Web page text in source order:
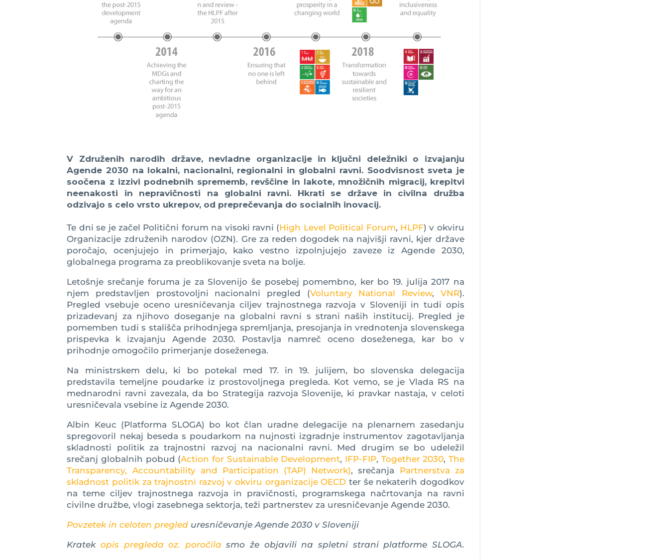
V Združenih narodih države, nevladne organizacije in ključni deležniki o izvajanju
Agende 2030 na lokalni, nacionalni, regionalni in globalni ravni. Soodvisnost sveta je
soočena z izzivi podnebnih sprememb, revščine in lakote, množičnih migracij, krepitvi
neenakosti in nepravičnosti na globalni ravni. Hkrati se države in civilna družba
odzivajo s celo vrsto ukrepov, od preprečevanja do socialnih inovacij.
Te dni se je začel Politični forum na visoki ravni (High Level Political Forum, HLPF) v okviru
Organizacije združenih narodov (OZN). Gre za reden dogodek na najvišji ravni, kjer države
poročajo, ocenjujejo in primerjajo, kako vestno izpolnjujejo zaveze iz Agende 2030,
globalnega programa za preoblikovanje sveta na bolje.
Letošnje srečanje foruma je za Slovenijo še posebej pomembno, ker bo 19. julija 2017 na
njem predstavljen prostovoljni nacionalni pregled (Voluntary National Review, VNR).
Pregled vsebuje oceno uresničevanja ciljev trajnostnega razvoja v Sloveniji in tudi opis
prizadevanj za njihovo doseganje na globalni ravni s strani naših institucij. Pregled je
pomemben tudi s stališča prihodnjega spremljanja, presojanja in vrednotenja slovenskega
prispevka k izvajanju Agende 2030. Postavlja namreč oceno doseženega, kar bo v
prihodnje omogočilo primerjanje doseženega.
Na ministrskem delu, ki bo potekal med 17. in 19. julijem, bo slovenska delegacija
predstavila temeljne poudarke iz prostovoljnega pregleda. Kot vemo, se je Vlada RS na
mednarodni ravni zavezala, da bo Strategija razvoja Slovenije, ki pravkar nastaja, v celoti
uresničevala vsebine iz Agende 2030.
Albin Keuc (Platforma SLOGA) bo kot član uradne delegacije na plenarnem zasedanju
spregovoril nekaj beseda s poudarkom na nujnosti izgradnje instrumentov zagotavljanja
skladnosti politik za trajnostni razvoj na nacionalni ravni. Med drugim se bo udeležil
srečanj globalnih pobud (Action for Sustainable Development, IFP-FIP, Together 2030, The
Transparency, Accountability and Participation (TAP) Network), srečanja Partnerstva za
skladnost politik za trajnostni razvoj v okviru organizacije OECD ter še nekaterih dogodkov
na teme ciljev trajnostnega razvoja in pravičnosti, programskega načrtovanja na ravni
civilne družbe, vlogi zasebnega sektorja, teži partnerstev za uresničevanje Agende 2030.
Povzetek in celoten pregled uresničevanje Agende 2030 v Sloveniji
Kratekopis pregleda oz. poročila smo že objavili na spletni strani platforme SLOGA.